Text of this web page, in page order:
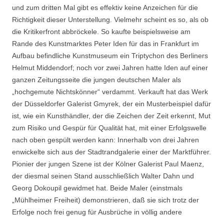
und zum dritten Mal gibt es effektiv keine Anzeichen für die
Richtigkeit dieser Unterstellung. Vielmehr scheint es so, als ob
die Kritikerfront abbröckele. So kaufte beispielsweise am
Rande des Kunstmarktes Peter Iden für das in Frankfurt im
Aufbau befindliche Kunstmuseum ein Triptychon des Berliners
Helmut Middendorf; noch vor zwei Jahren hatte Iden auf einer
ganzen Zeitungsseite die jungen deutschen Maler als
„hochgemute Nichtskönner“ verdammt. Verkauft hat das Werk
der Düsseldorfer Galerist Gmyrek, der ein Musterbeispiel dafür
ist, wie ein Kunsthändler, der die Zeichen der Zeit erkennt, Mut
zum Risiko und Gespür für Qualität hat, mit einer Erfolgswelle
nach oben gespült werden kann: Innerhalb von drei Jahren
enwickelte sich aus der Stadtrandgalerie einer der Marktführer.
Pionier der jungen Szene ist der Kölner Galerist Paul Maenz,
der diesmal seinen Stand ausschließlich Walter Dahn und
Georg Dokoupil gewidmet hat. Beide Maler (einstmals
„Mühlheimer Freiheit) demonstrieren, daß sie sich trotz der
Erfolge noch frei genug für Ausbrüche in völlig andere